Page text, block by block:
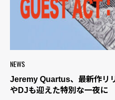
NEWS
Jeremy Quartus、最新作リ
やDJも迎えた特別な一夜に